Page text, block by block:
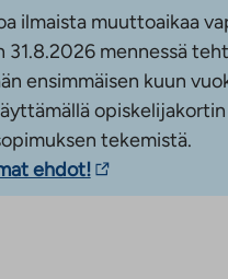
sekä ulkoilu- ja
(lämpöpistokkeeton).
, jonka
ilmaista muuttoaikaa
mennessä
ensimmäisen kuun
tekemistä.
ehdot!Linkki
vie